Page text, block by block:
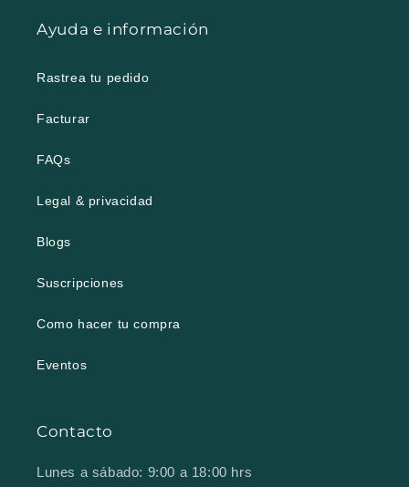
Ayuda e información
Rastrea tu pedido
Facturar
FAQs
Legal & privacidad
Blogs
Suscripciones
Como hacer tu compra
Eventos
Contacto
Lunes a sábado: 9:00 a 18:00 hrs